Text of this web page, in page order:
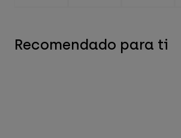
Recomendado para ti